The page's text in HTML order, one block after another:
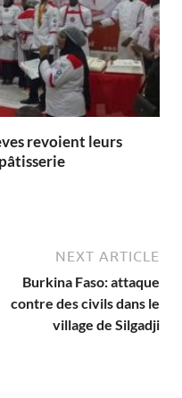
revoient leurs
NEXT ARTICLE
Burkina Faso: attaque
contre des civils dans le
village de Silgadji